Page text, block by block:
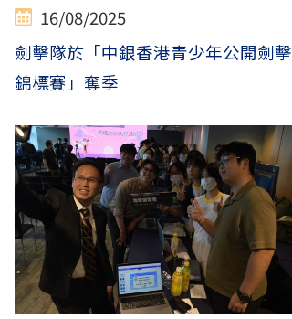
16/08/2025
劍擊隊於「中銀香港青少年公開劍擊
錦標賽」奪季